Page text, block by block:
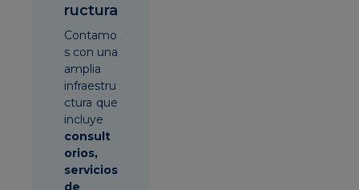
ructura
Contamo
s con una
amplia
infraestru
ctura que
incluye
consult
orios,
servicios
de